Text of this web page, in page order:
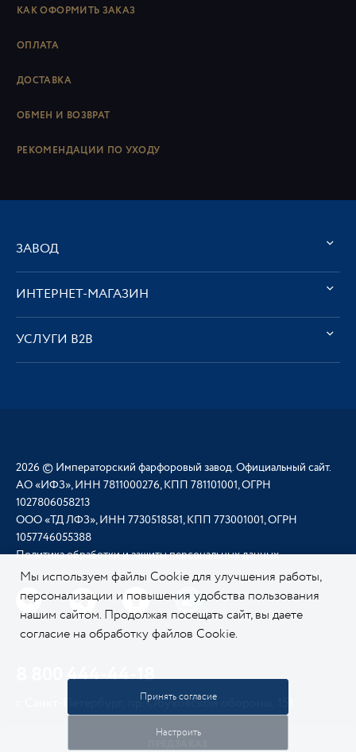
КАК ОФОРМИТЬ ЗАКАЗ
ОПЛАТА
ДОСТАВКА
ОБМЕН И ВОЗВРАТ
РЕКОМЕНДАЦИИ ПО УХОДУ
ЗАВОД
ИНТЕРНЕТ-МАГАЗИН
УСЛУГИ В2В
2026 © Императорский фарфоровый завод. Официальный сайт.
АО «ИФЗ», ИНН 7811000276, КПП 781101001, ОГРН
1027806058213
ООО «ТД ЛФЗ», ИНН 7730518581, КПП 773001001, ОГРН
1057746055388
Политика обработки и защиты персональных данных
8 800 444-44-18
г. Санкт-Петербург, пр. Обуховской обороны, 151
Мы используем файлы Cookie для улучшения работы,
персонализации и повышения удобства пользования
нашим сайтом. Продолжая посещать сайт, вы даете
согласие на обработку файлов Cookie.
Принять согласие
Настроить